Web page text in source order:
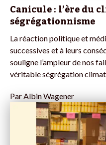
Canicule : l’ère du
ségrégationnisme
La réaction politique et
successives et à leurs
souligne l’ampleur de nos
véritable ségrégation
ParAlbin Wagener